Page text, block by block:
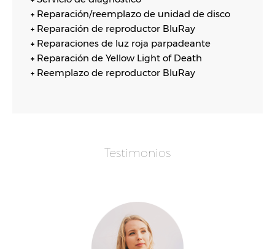
+ Reparación/reemplazo de unidad de disco
+ Reparación de reproductor BluRay
+ Reparaciones de luz roja parpadeante
+ Reparación de Yellow Light of Death
+ Reemplazo de reproductor BluRay
Testimonios